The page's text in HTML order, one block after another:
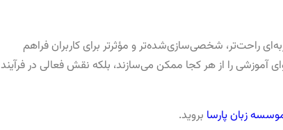
راحت‌تر، شخصی‌سازی‌شده‌تر و مؤثرتر برای کاربران فراهم
آموزشی را از هر کجا ممکن می‌سازند، بلکه نقش فعالی در فرآیند
زبان پارسا بروید.